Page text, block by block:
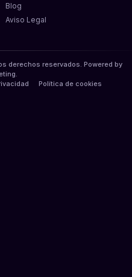
Blog
Aviso Legal
derechos reservados. Powered by
Política de cookies